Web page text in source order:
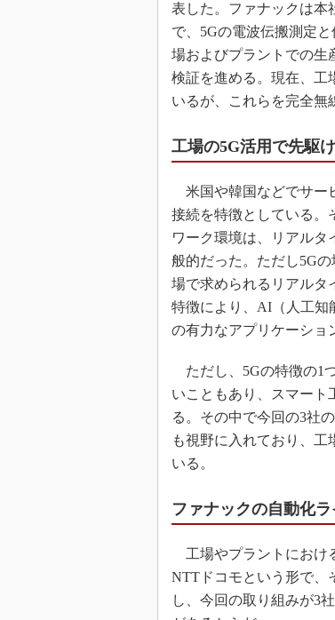
表した。ファナックは本
で、5Gの電波伝搬測定
場およびプラントでの生
検証を進める。現在、工
いるが、これらを完全無
工場の5G活用で先駆
米国や韓国などでサー
接続を特徴としている。
ワーク環境は、リアルタ
般的だった。ただし5G
場で求められるリアルタ
特徴により、AI（人工知
の有力なアプリケーショ
ただし、5Gの特徴の1
いこともあり、スマート
る。その中で今回の3社
も視野に入れており、
いる。
ファナックの自動化
工場やプラントにおけ
NTTドコモという形で、
し、今回の取り組みが3